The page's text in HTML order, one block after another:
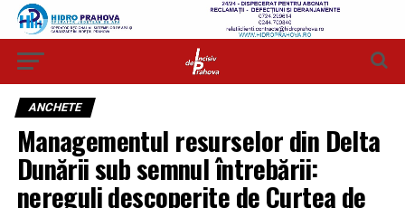
ANCHETE
Managementul resurselor din Delta
Dunării sub semnul întrebării:
nereguli descoperite de Curtea de